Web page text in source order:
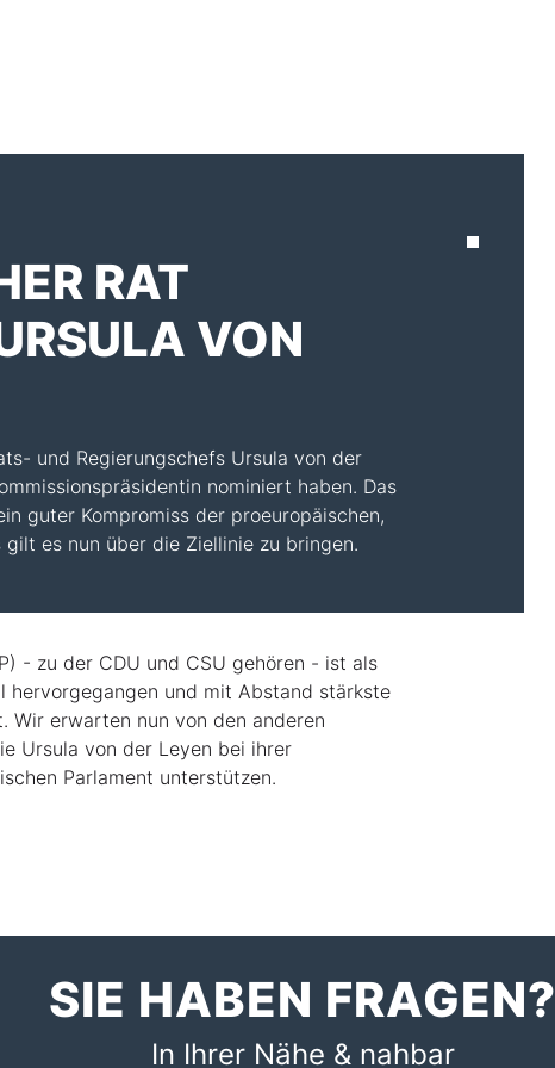
RAT
VON
und Regierungschefs Ursula von der
nominiert haben. Das
guter Kompromiss der proeuropäischen,
es nun über die Ziellinie zu bringen.
- zu der CDU und CSU gehören - ist als
hervorgegangen und mit Abstand stärkste
Wir erwarten nun von den anderen
Ursula von der Leyen bei ihrer
Parlament unterstützen.
SIE HABEN FRAGEN?
In Ihrer Nähe & nahbar